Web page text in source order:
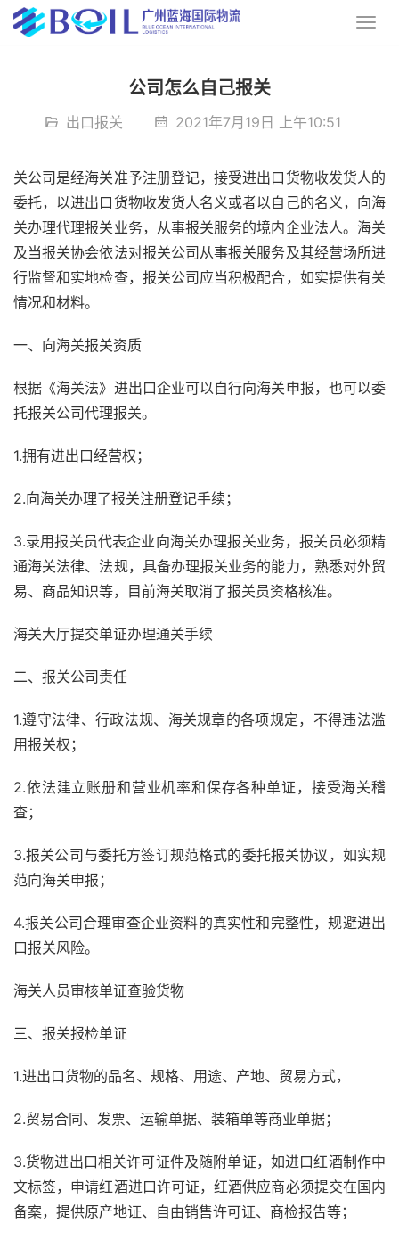
公司怎么自己报关
出口报关 2021年7月19日 上午10:51
关公司是经海关准予注册登记，接受进出口货物收发货人的
委托，以进出口货物收发货人名义或者以自己的名义，向海
关办理代理报关业务，从事报关服务的境内企业法人。海关
及当报关协会依法对报关公司从事报关服务及其经营场所进
行监督和实地检查，报关公司应当积极配合，如实提供有关
情况和材料。
一、向海关报关资质
根据《海关法》进出口企业可以自行向海关申报，也可以委
托报关公司代理报关。
1.拥有进出口经营权；
2.向海关办理了报关注册登记手续；
3.录用报关员代表企业向海关办理报关业务，报关员必须精
通海关法律、法规，具备办理报关业务的能力，熟悉对外贸
易、商品知识等，目前海关取消了报关员资格核准。
海关大厅提交单证办理通关手续
二、报关公司责任
1.遵守法律、行政法规、海关规章的各项规定，不得违法滥
用报关权；
2.依法建立账册和营业机率和保存各种单证，接受海关稽
查；
3.报关公司与委托方签订规范格式的委托报关协议，如实规
范向海关申报；
4.报关公司合理审查企业资料的真实性和完整性，规避进出
口报关风险。
海关人员审核单证查验货物
三、报关报检单证
1.进出口货物的品名、规格、用途、产地、贸易方式，
2.贸易合同、发票、运输单据、装箱单等商业单据；
3.货物进出口相关许可证件及随附单证，如进口红酒制作中
文标签，申请红酒进口许可证，红酒供应商必须提交在国内
备案，提供原产地证、自由销售许可证、商检报告等；